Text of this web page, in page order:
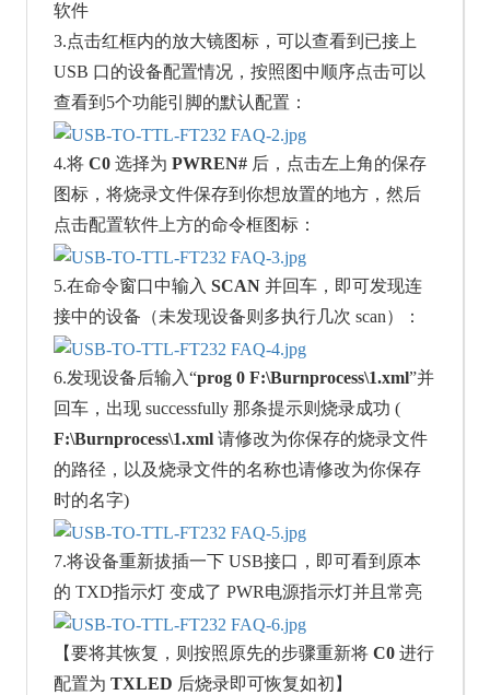
软件
3.点击红框内的放大镜图标，可以查看到已接上
USB 口的设备配置情况，按照图中顺序点击可以
查看到5个功能引脚的默认配置：
4.将 C0 选择为 PWREN# 后，点击左上角的保存
图标，将烧录文件保存到你想放置的地方，然后
点击配置软件上方的命令框图标：
5.在命令窗口中输入 SCAN 并回车，即可发现连
接中的设备（未发现设备则多执行几次 scan）：
6.发现设备后输入“prog 0 F:\Burnprocess\1.xml”并
回车，出现 successfully 那条提示则烧录成功 (
F:\Burnprocess\1.xml 请修改为你保存的烧录文件
的路径，以及烧录文件的名称也请修改为你保存
时的名字)
7.将设备重新拔插一下 USB接口，即可看到原本
的 TXD指示灯 变成了 PWR电源指示灯并且常亮
【要将其恢复，则按照原先的步骤重新将 C0 进行
配置为 TXLED 后烧录即可恢复如初】